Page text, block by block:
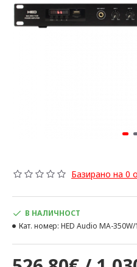
Базирано на 0
В НАЛИЧНОСТ
Кат. номер: HED Audio MA-